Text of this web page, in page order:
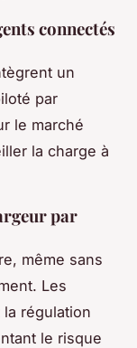
connectés
un
par
le marché
la charge à
par
même sans
Les
régulation
le risque